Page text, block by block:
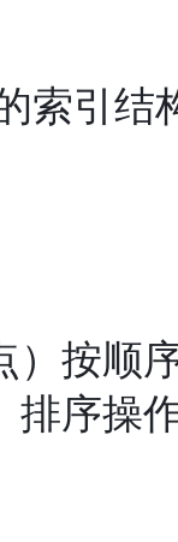
索引结
）按顺
排序操